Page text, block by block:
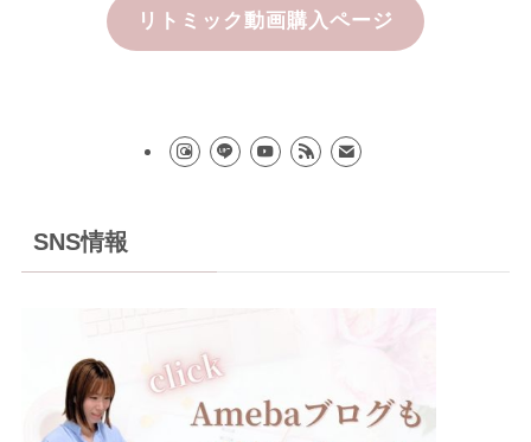
リトミック動画購入ページ
SNS情報